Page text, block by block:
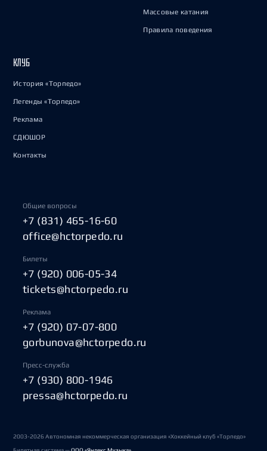
Массовые катания
Правила поведения
КЛУБ
История «Торпедо»
Легенды «Торпедо»
Реклама
СДЮШОР
Контакты
Общие вопросы
+7 (831) 465-16-60
office@hctorpedo.ru
Билеты
+7 (920) 006-05-34
tickets@hctorpedo.ru
Реклама
+7 (920) 07-07-800
gorbunova@hctorpedo.ru
Пресс-служба
+7 (930) 800-1946
pressa@hctorpedo.ru
2003-2026 Автономная некоммерческая организация «Хоккейный клуб «Торпедо»